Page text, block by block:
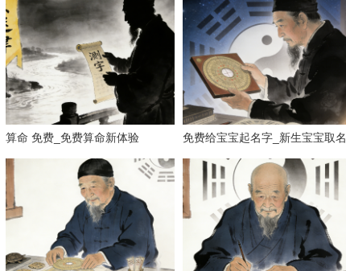
算命 免费_免费算命新体验
免费给宝宝起名字_新生宝宝取名
宝典